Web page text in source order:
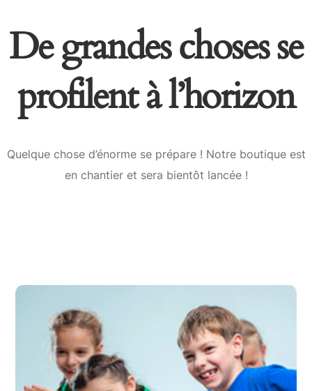
De grandes choses se
profilent à l’horizon
Quelque chose d’énorme se prépare ! Notre boutique est
en chantier et sera bientôt lancée !